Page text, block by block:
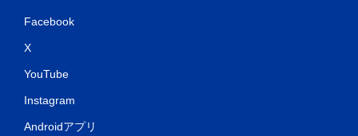
Facebook
X
YouTube
Instagram
Androidアプリ